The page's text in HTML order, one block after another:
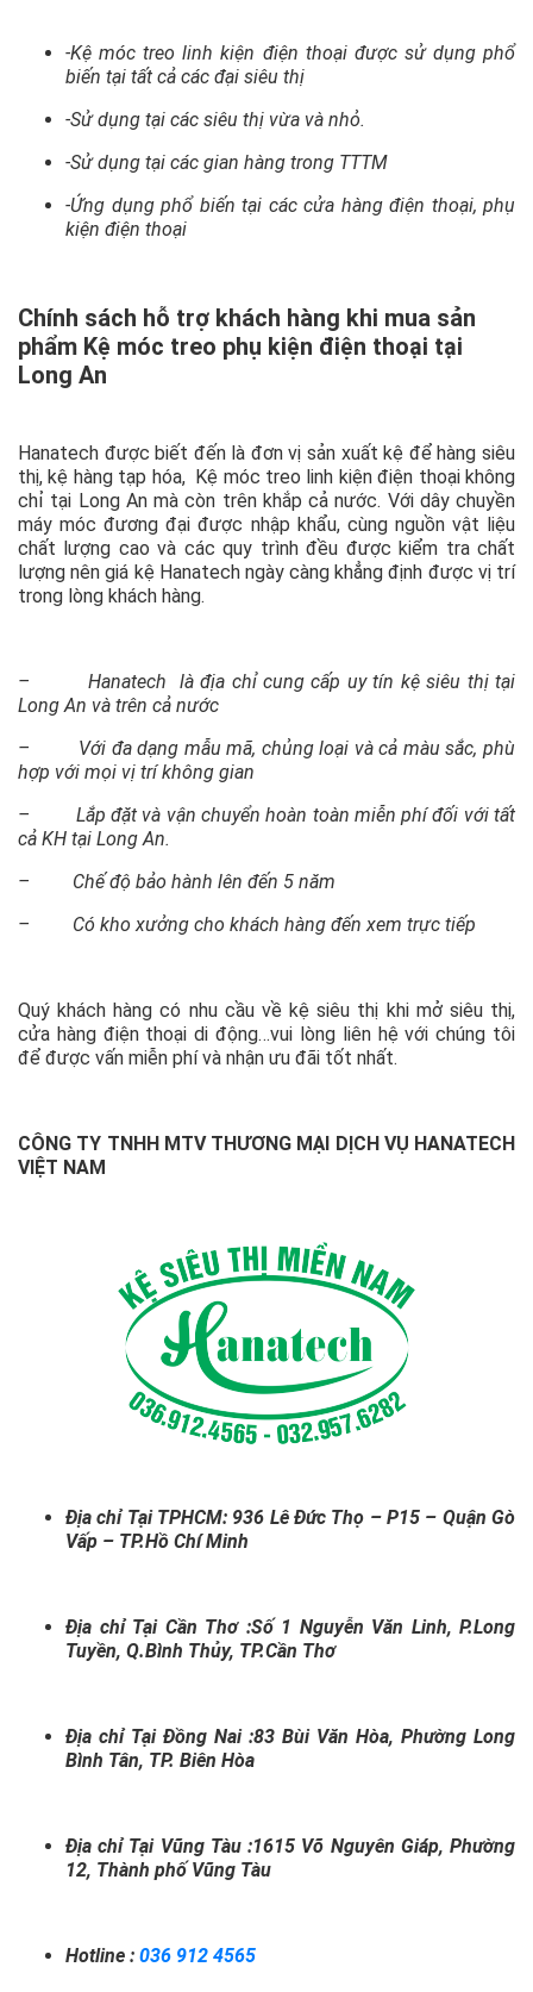
-Kệ móc treo linh kiện điện thoại được sử dụng phổ
biến tại tất cả các đại siêu thị
-Sử dụng tại các siêu thị vừa và nhỏ.
-Sử dụng tại các gian hàng trong TTTM
-Ứng dụng phổ biến tại các cửa hàng điện thoại, phụ
kiện điện thoại
Chính sách hỗ trợ khách hàng khi mua sản
phẩm Kệ móc treo phụ kiện điện thoại tại
Long An
Hanatech được biết đến là đơn vị sản xuất kệ để hàng siêu
thị, kệ hàng tạp hóa, Kệ móc treo linh kiện điện thoại không
chỉ tại Long An mà còn trên khắp cả nước. Với dây chuyền
máy móc đương đại được nhập khẩu, cùng nguồn vật liệu
chất lượng cao và các quy trình đều được kiểm tra chất
lượng nên giá kệ Hanatech ngày càng khẳng định được vị trí
trong lòng khách hàng.
– Hanatech là địa chỉ cung cấp uy tín kệ siêu thị tại
Long An và trên cả nước
– Với đa dạng mẫu mã, chủng loại và cả màu sắc, phù
hợp với mọi vị trí không gian
– Lắp đặt và vận chuyển hoàn toàn miễn phí đối với tất
cả KH tại Long An.
– Chế độ bảo hành lên đến 5 năm
– Có kho xưởng cho khách hàng đến xem trực tiếp
Quý khách hàng có nhu cầu về kệ siêu thị khi mở siêu thị,
cửa hàng điện thoại di động…vui lòng liên hệ với chúng tôi
để được vấn miễn phí và nhận ưu đãi tốt nhất.
CÔNG TY TNHH MTV THƯƠNG MẠI DỊCH VỤ HANATECH
VIỆT NAM
Địa chỉ Tại TPHCM: 936 Lê Đức Thọ – P15 – Quận Gò
Vấp – TP.Hồ Chí Minh
Địa chỉ Tại Cần Thơ :Số 1 Nguyễn Văn Linh, P.Long
Tuyền, Q.Bình Thủy, TP.Cần Thơ
Địa chỉ Tại Đồng Nai :83 Bùi Văn Hòa, Phường Long
Bình Tân, TP. Biên Hòa
Địa chỉ Tại Vũng Tàu :1615 Võ Nguyên Giáp, Phường
12, Thành phố Vũng Tàu
Hotline : 036 912 4565